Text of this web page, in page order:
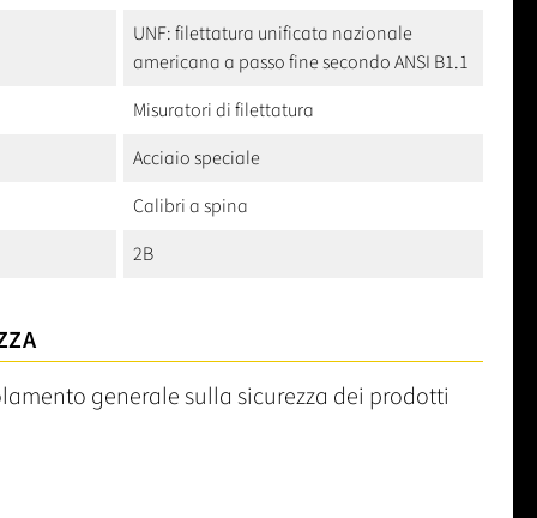
UNF: filettatura unificata nazionale
americana a passo fine secondo ANSI B1.1
Misuratori di filettatura
Acciaio speciale
Calibri a spina
2B
generale sulla sicurezza dei prodotti